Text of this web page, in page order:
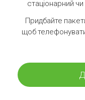
стаціонарний
Придбайте
щоб